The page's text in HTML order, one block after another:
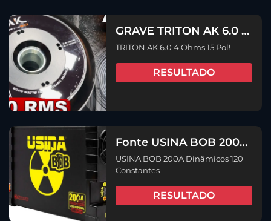
GRAVE TRITON AK 6.0 4
Ohms 15 Pol!
TRITON AK 6.0 4 Ohms 15 Pol!
RESULTADO
Fonte USINA BOB 200A
Dinâmicos 120
Constantes
USINA BOB 200A Dinâmicos 120
Constantes
RESULTADO